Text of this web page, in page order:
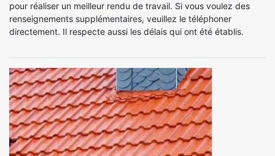
pour réaliser un meilleur rendu de travail. Si vous voulez des
renseignements supplémentaires, veuillez le téléphoner
directement. Il respecte aussi les délais qui ont été établis.